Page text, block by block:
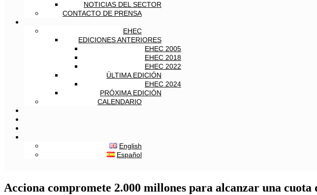
NOTICIAS DEL SECTOR
CONTACTO DE PRENSA
EHEC
EDICIONES ANTERIORES
EHEC 2005
EHEC 2018
EHEC 2022
ÚLTIMA EDICIÓN
EHEC 2024
PRÓXIMA EDICIÓN
CALENDARIO
English
Español
Acciona compromete 2.000 millones para alcanzar una